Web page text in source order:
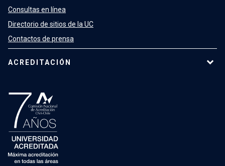
Consultas en línea
Directorio de sitios de la UC
Contactos de prensa
ACREDITACIÓN